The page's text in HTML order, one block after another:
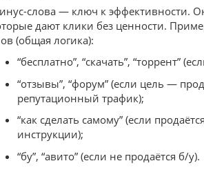
слова — ключ к эффективности.
дают клики без ценности.
(общая логика):
“бесплатно”, “скачать”, “торрент”
“отзывы”, “форум” (если цель —
репутационный трафик);
“как сделать самому” (если
инструкции);
“бу”, “авито” (если не продаётся б/у).